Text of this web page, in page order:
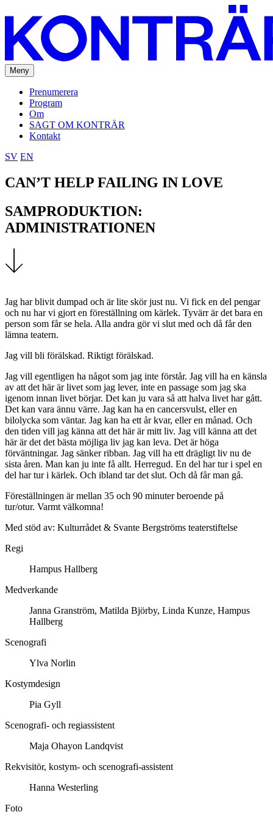
Meny
Prenumerera
Program
Om
SAGT OM KONTRÄR
Kontakt
SV EN
CAN’T HELP FAILING IN LOVE
SAMPRODUKTION:
ADMINISTRATIONEN
Jag har blivit dumpad och är lite skör just nu. Vi fick en del pengar
och nu har vi gjort en föreställning om kärlek. Tyvärr är det bara en
person som får se hela. Alla andra gör vi slut med och då får den
lämna teatern.
Jag vill bli förälskad. Riktigt förälskad.
Jag vill egentligen ha något som jag inte förstår. Jag vill ha en känsla
av att det här är livet som jag lever, inte en passage som jag ska
igenom innan livet börjar. Det kan ju vara så att halva livet har gått.
Det kan vara ännu värre. Jag kan ha en cancersvulst, eller en
bilolycka som väntar. Jag kan ha ett år kvar, eller en månad. Och
den tiden vill jag känna att det här är mitt liv. Jag vill känna att det
här är det det bästa möjliga liv jag kan leva. Det är höga
förväntningar. Jag sänker ribban. Jag vill ha ett drägligt liv nu de
sista åren. Man kan ju inte få allt. Herregud. En del har tur i spel en
del har tur i kärlek. Och ibland tar det slut. Och då får man gå.
Föreställningen är mellan 35 och 90 minuter beroende på
tur/otur. Varmt välkomna!
Med stöd av: Kulturrådet & Svante Bergströms teaterstiftelse
Regi
Hampus Hallberg
Medverkande
Janna Granström, Matilda Björby, Linda Kunze, Hampus
Hallberg
Scenografi
Ylva Norlin
Kostymdesign
Pia Gyll
Scenografi- och regiassistent
Maja Ohayon Landqvist
Rekvisitör, kostym- och scenografi-assistent
Hanna Westerling
Foto